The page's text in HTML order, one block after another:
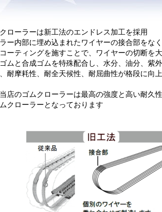
ローラーは新工法のエンドレス加工を採用
ー内部に埋め込まれたワイヤーの接合部をな
ーティングを施すことで、ワイヤーの切断を
ムと合成ゴムを特殊配合し、水分、油分、紫
耐摩耗性、耐全天候性、耐屈曲性が格段に向
店のゴムクローラーは最高の強度と高い耐久
クローラーとなっております